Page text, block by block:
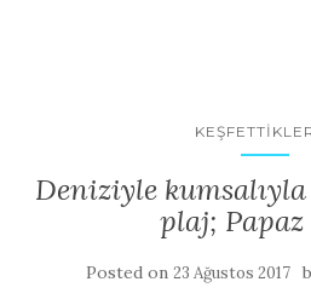
Deniziyle
plaj; Papaz
Posted on 23 Ağustos 2017